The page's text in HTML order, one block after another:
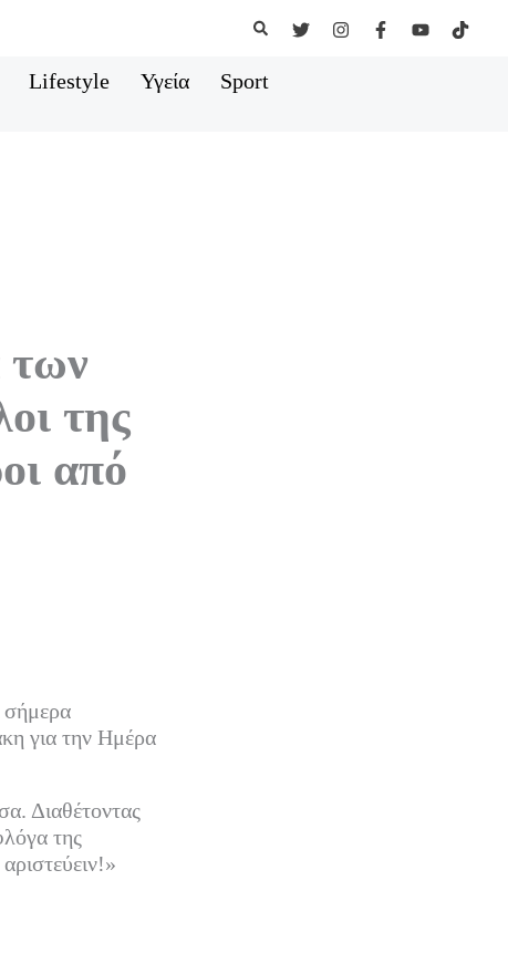
Αναζήτηση
Lifestyle Υγεία
Sport
των
της
από
σήμερα
για την Ημέρα
Διαθέτοντας
της